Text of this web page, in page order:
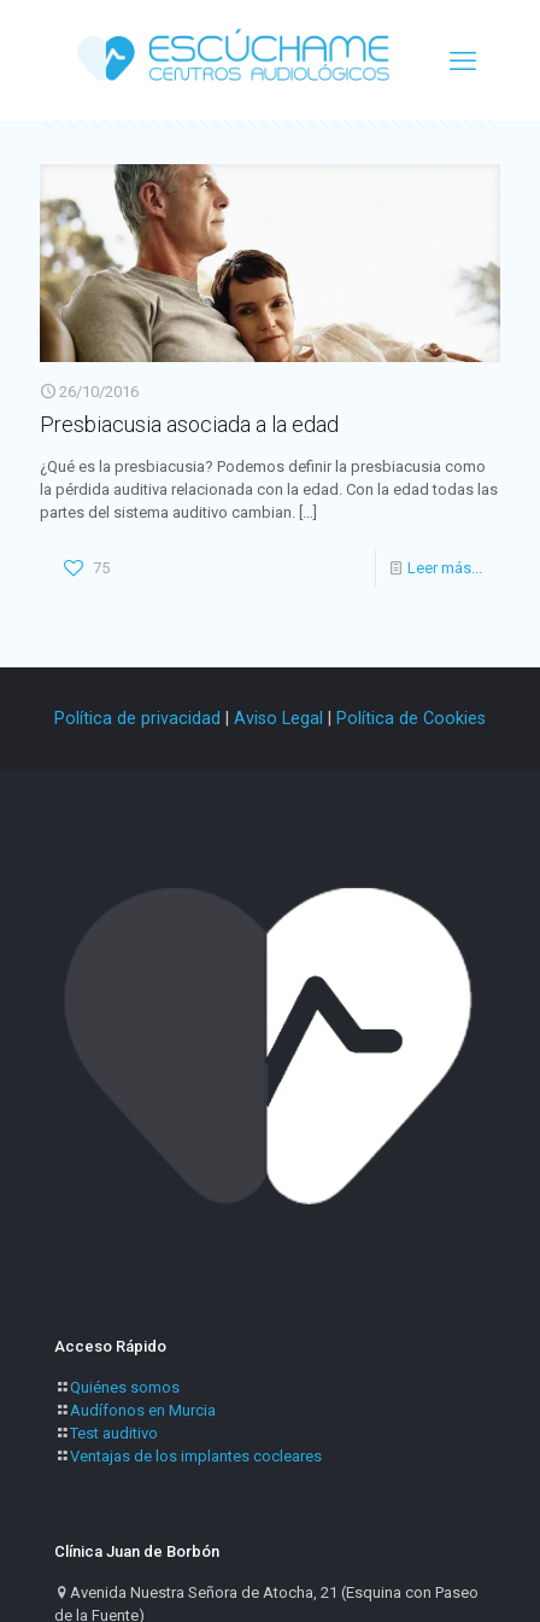
26/10/2016
Presbiacusia asociada a la edad
¿Qué es la presbiacusia? Podemos definir la presbiacusia como
la pérdida auditiva relacionada con la edad. Con la edad todas las
partes del sistema auditivo cambian. […]
75 Leer más...
Política de privacidad | Aviso Legal | Política de Cookies
Acceso Rápido
Quiénes somos
Audífonos en Murcia
Test auditivo
Ventajas de los implantes cocleares
Clínica Juan de Borbón
Avenida Nuestra Señora de Atocha, 21 (Esquina con Paseo
de la Fuente)